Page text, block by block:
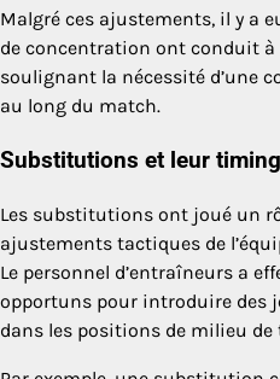
Malgré ces ajustements, il y a
de concentration ont conduit
soulignant la nécessité d’une
au long du match.
Substitutions et leur timing
Les substitutions ont joué un
ajustements tactiques de
Le personnel d’entraîneurs a
opportuns pour introduire des
dans les positions de milieu de